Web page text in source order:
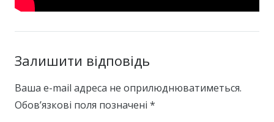
Залишити відповідь
Ваша e-mail адреса не оприлюднюватиметься.
Обов’язкові поля позначені *